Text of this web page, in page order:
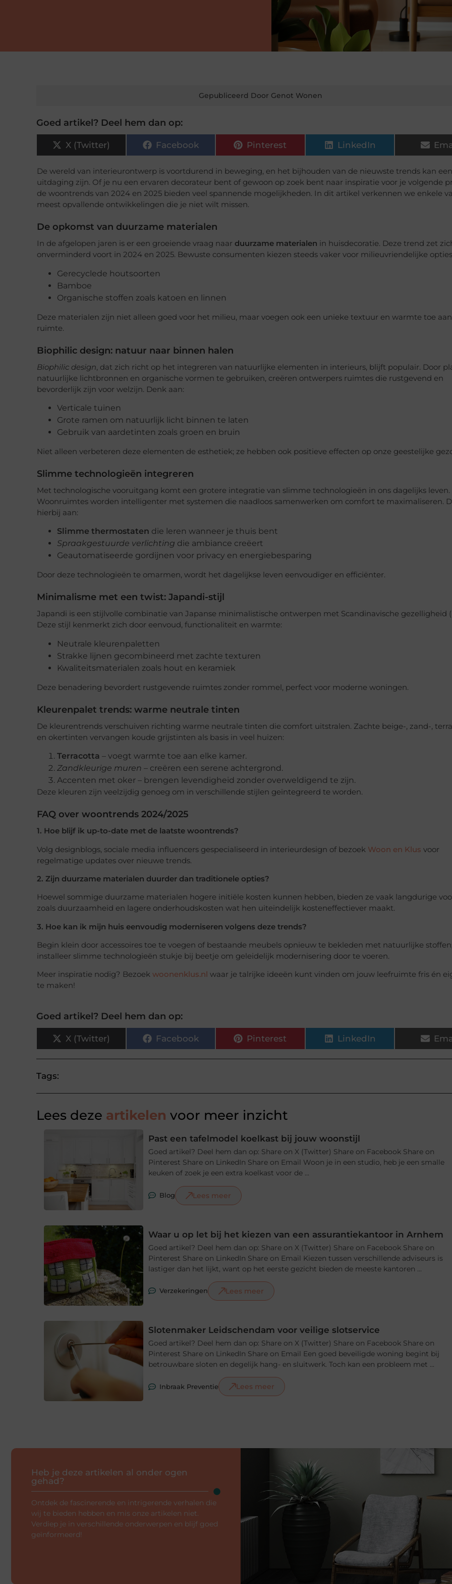
Gepubliceerd Door Genot Wonen
Goed artikel? Deel hem dan op:
X (Twitter) Facebook Pinterest LinkedIn
De wereld van interieurontwerp is voortdurend in beweging, en het bijhouden van de nieuwste trends kan een
uitdaging zijn. Of je nu een ervaren decorateur bent of gewoon op zoek bent naar inspiratie voor je volgende
de woontrends van 2024 en 2025 bieden veel spannende mogelijkheden. In dit artikel verkennen we enkele
meest opvallende ontwikkelingen die je niet wilt missen.
De opkomst van duurzame materialen
In de afgelopen jaren is er een groeiende vraag naar duurzame materialen in huisdecoratie. Deze trend zet
onverminderd voort in 2024 en 2025. Bewuste consumenten kiezen steeds vaker voor milieuvriendelijke opties
Gerecyclede houtsoorten
Bamboe
Organische stoffen zoals katoen en linnen
Deze materialen zijn niet alleen goed voor het milieu, maar voegen ook een unieke textuur en warmte toe
ruimte.
Biophilic design: natuur naar binnen halen
Biophilic design, dat zich richt op het integreren van natuurlijke elementen in interieurs, blijft populair. Door
natuurlijke lichtbronnen en organische vormen te gebruiken, creëren ontwerpers ruimtes die rustgevend en
bevorderlijk zijn voor welzijn. Denk aan:
Verticale tuinen
Grote ramen om natuurlijk licht binnen te laten
Gebruik van aardetinten zoals groen en bruin
Niet alleen verbeteren deze elementen de esthetiek; ze hebben ook positieve effecten op onze geestelijke
Slimme technologieën integreren
Met technologische vooruitgang komt een grotere integratie van slimme technologieën in ons dagelijks leven.
Woonruimtes worden intelligenter met systemen die naadloos samenwerken om comfort te maximaliseren.
hierbij aan:
Slimme thermostaten die leren wanneer je thuis bent
Spraakgestuurde verlichting die ambiance creëert
Geautomatiseerde gordijnen voor privacy en energiebesparing
Door deze technologieën te omarmen, wordt het dagelijkse leven eenvoudiger en efficiënter.
Minimalisme met een twist: Japandi-stijl
Japandi is een stijlvolle combinatie van Japanse minimalistische ontwerpen met Scandinavische gezelligheid
Deze stijl kenmerkt zich door eenvoud, functionaliteit en warmte:
Neutrale kleurenpaletten
Strakke lijnen gecombineerd met zachte texturen
Kwaliteitsmaterialen zoals hout en keramiek
Deze benadering bevordert rustgevende ruimtes zonder rommel, perfect voor moderne woningen.
Kleurenpalet trends: warme neutrale tinten
De kleurentrends verschuiven richting warme neutrale tinten die comfort uitstralen. Zachte beige-, zand-,
en okertinten vervangen koude grijstinten als basis in veel huizen:
Terracotta – voegt warmte toe aan elke kamer.
Zandkleurige muren – creëren een serene achtergrond.
Accenten met oker – brengen levendigheid zonder overweldigend te zijn.
Deze kleuren zijn veelzijdig genoeg om in verschillende stijlen geïntegreerd te worden.
FAQ over woontrends 2024/2025
1. Hoe blijf ik up-to-date met de laatste woontrends?
Volg designblogs, sociale media influencers gespecialiseerd in interieurdesign of bezoek Woon en Klus voor
regelmatige updates over nieuwe trends.
2. Zijn duurzame materialen duurder dan traditionele opties?
Hoewel sommige duurzame materialen hogere initiële kosten kunnen hebben, bieden ze vaak langdurige
zoals duurzaamheid en lagere onderhoudskosten wat hen uiteindelijk kosteneffectiever maakt.
3. Hoe kan ik mijn huis eenvoudig moderniseren volgens deze trends?
Begin klein door accessoires toe te voegen of bestaande meubels opnieuw te bekleden met natuurlijke stoffen;
installeer slimme technologieën stukje bij beetje om geleidelijk modernisering door te voeren.
Meer inspiratie nodig? Bezoek woonenklus.nl waar je talrijke ideeën kunt vinden om jouw leefruimte fris én
te maken!
Goed artikel? Deel hem dan op:
X (Twitter) Facebook Pinterest LinkedIn
Tags:
Lees deze artikelen voor meer inzicht
Past een tafelmodel koelkast bij jouw woonstijl
Goed artikel? Deel hem dan op: Share on X (Twitter) Share on Facebook Share on
Pinterest Share on LinkedIn Share on Email Woon je in een studio, heb je een smalle
keuken of zoek je een extra koelkast voor de ...
Blog Lees meer
Waar u op let bij het kiezen van een assurantiekantoor in Arnhem
Goed artikel? Deel hem dan op: Share on X (Twitter) Share on Facebook Share on
Pinterest Share on LinkedIn Share on Email Kiezen tussen verschillende adviseurs is
lastiger dan het lijkt, want op het eerste gezicht bieden de meeste kantoren ...
Verzekeringen Lees meer
Slotenmaker Leidschendam voor veilige slotservice
Goed artikel? Deel hem dan op: Share on X (Twitter) Share on Facebook Share on
Pinterest Share on LinkedIn Share on Email Een goed beveiligde woning begint bij
betrouwbare sloten en degelijk hang- en sluitwerk. Toch kan een probleem met ...
Inbraak Preventie Lees meer
Heb je deze artikelen al onder ogen
gehad?
Ontdek de fascinerende en intrigerende verhalen die
wij te bieden hebben en mis onze artikelen niet.
Verdiep je in verschillende onderwerpen en blijf goed
geïnformeerd!